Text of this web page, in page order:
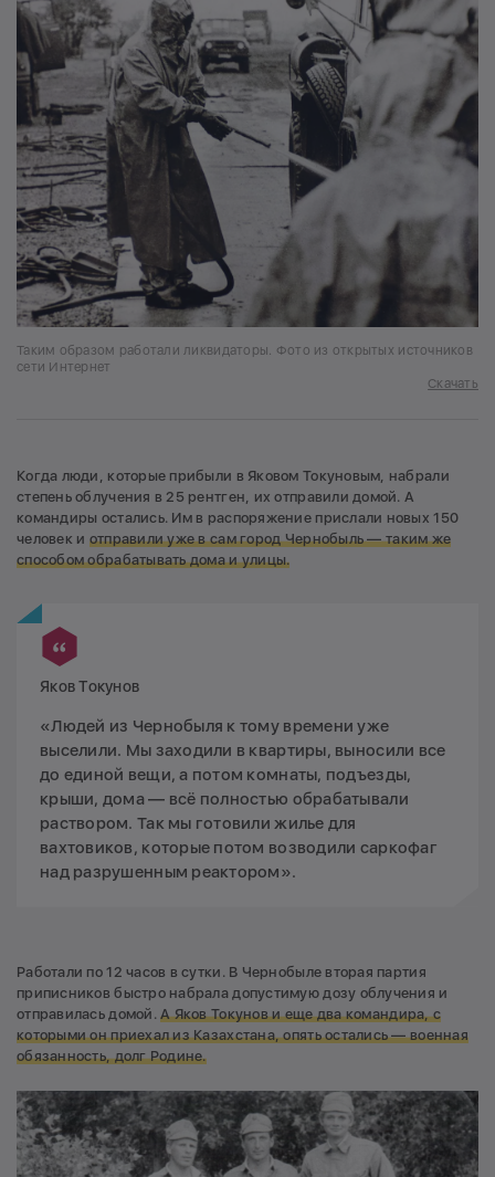
Таким образом работали ликвидаторы. Фото из открытых источников
сети Интернет
Скачать
Когда люди, которые прибыли в Яковом Токуновым, набрали
степень облучения в 25 рентген, их отправили домой. А
командиры остались. Им в распоряжение прислали новых 150
человек и отправили уже в сам город Чернобыль — таким же
способом обрабатывать дома и улицы.
Яков Токунов
«Людей из Чернобыля к тому времени уже
выселили. Мы заходили в квартиры, выносили все
до единой вещи, а потом комнаты, подъезды,
крыши, дома — всё полностью обрабатывали
раствором. Так мы готовили жилье для
вахтовиков, которые потом возводили саркофаг
над разрушенным реактором».
Работали по 12 часов в сутки. В Чернобыле вторая партия
приписников быстро набрала допустимую дозу облучения и
отправилась домой.А Яков Токунов и еще два командира, с
которыми он приехал из Казахстана, опять остались — военная
обязанность, долг Родине.